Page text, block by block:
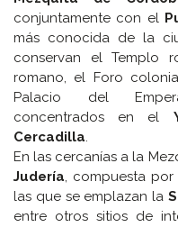
conjuntamente con el
más conocida de la
conservan el Templo
romano, el Foro
Palacio del
concentrados en el
Cercadilla.
En las cercanías a la
Judería, compuesta por
las que se emplazan la
entre otros sitios de